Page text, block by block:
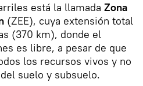
está la llamada Zona
(ZEE), cuya extensión total
(370 km), donde el
es libre, a pesar de que
los recursos vivos y no
suelo y subsuelo.